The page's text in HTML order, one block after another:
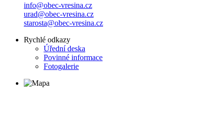
info@obec-vresina.cz
urad@obec-vresina.cz
starosta@obec-vresina.cz
Rychlé odkazy
Úřední deska
Povinné informace
Fotogalerie